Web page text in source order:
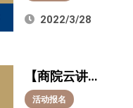
列活动】明晚6
远大前程！
2022/3/28
【商院云讲
堂】聚焦“照明
活动报名